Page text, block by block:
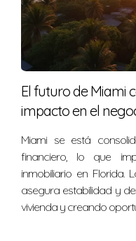
El futuro de Miami
impacto en el
Miami se está
financiero, lo que
inmobiliario en Florida.
asegura estabilidad y
vivienda y creando